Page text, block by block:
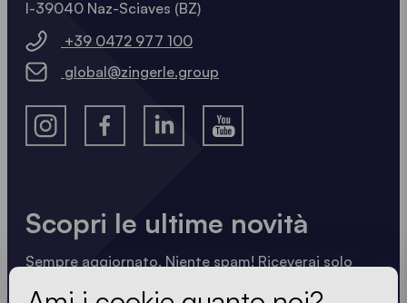
Scopri le ultime novità
Sempre aggiornato. Niente spam! Riceverai solo
I-39040 Naz-Sciaves (BZ)
+39 0472 977 100
global@zingerle.group